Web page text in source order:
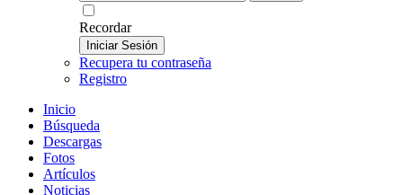
Recordar
Iniciar Sesión
Recupera tu contraseña
Registro
Inicio
Búsqueda
Descargas
Fotos
Artículos
Noticias